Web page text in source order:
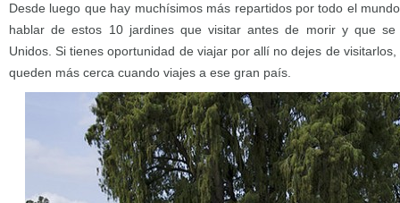
Desde luego que hay muchísimos más repartidos por todo el
hablar de estos 10 jardines que visitar antes de morir y que se
Unidos. Si tienes oportunidad de viajar por allí no dejes de
queden más cerca cuando viajes a ese gran país.